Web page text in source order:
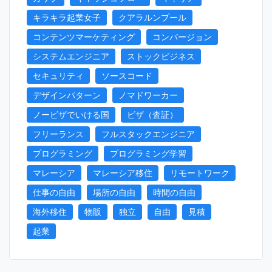
キラキラ起業女子
クアラルンプール
コンテンツマーケティング
コンバージョン
システムエンジニア
ストックビジネス
セキュリティ
ソースコード
デザインパターン
ノマドワーカー
ノービザでいける国
ビザ（査証）
フリーランス
フルスタックエンジニア
プログラミング
プログラミング学習
マレーシア
マレーシア移住
リモートワーク
仕事の自由
場所の自由
時間の自由
海外移住
物販 独立 自由
見積
起業